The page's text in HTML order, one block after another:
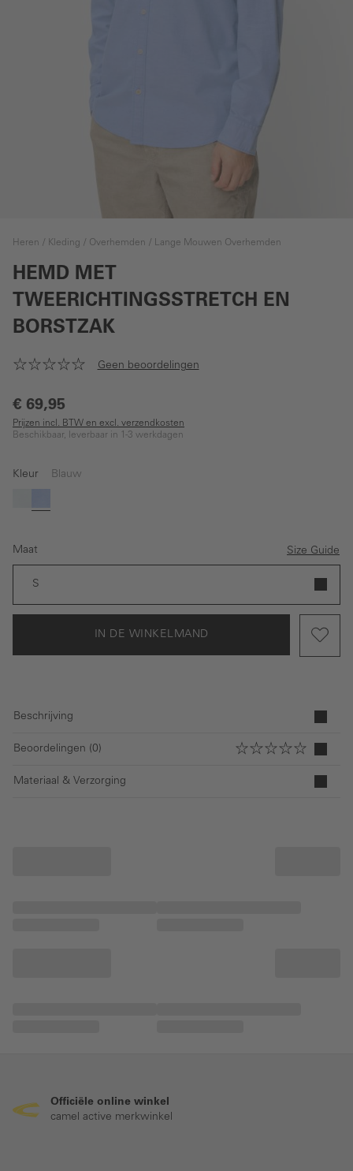
Heren Kleding Overhemden Lange Mouwen Overhemden
HEMD MET
TWEERICHTINGSSTRETCH EN
BORSTZAK
Geen beoordelingen
€ 69,95
Prijzen incl. BTW en excl. verzendkosten
Beschikbaar, leverbaar in 1-3 werkdagen
Kleur Blauw
WitBlauw
Maat Size Guide
S
IN DE WINKELMAND
Beschrijving
Beoordelingen (0)
Materiaal & Verzorging
Officiële online winkel
camel active merkwinkel